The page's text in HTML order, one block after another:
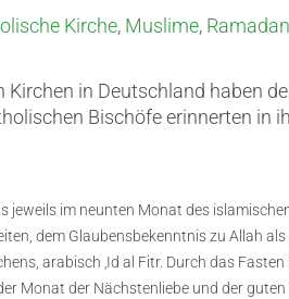
Kirche, Muslime, Ramadan
Kirchen in Deutschland haben
Bischöfe erinnerten in
jeweils im neunten Monat des
dem Glaubensbekenntnis zu Allah
arabisch ‚Id al Fitr. Durch das
Monat der Nächstenliebe und der